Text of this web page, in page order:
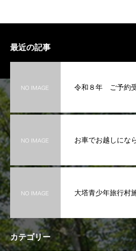
最近の記事
令和８年 ご予約
お車でお越しにな
大塔青少年旅行村
カテゴリー